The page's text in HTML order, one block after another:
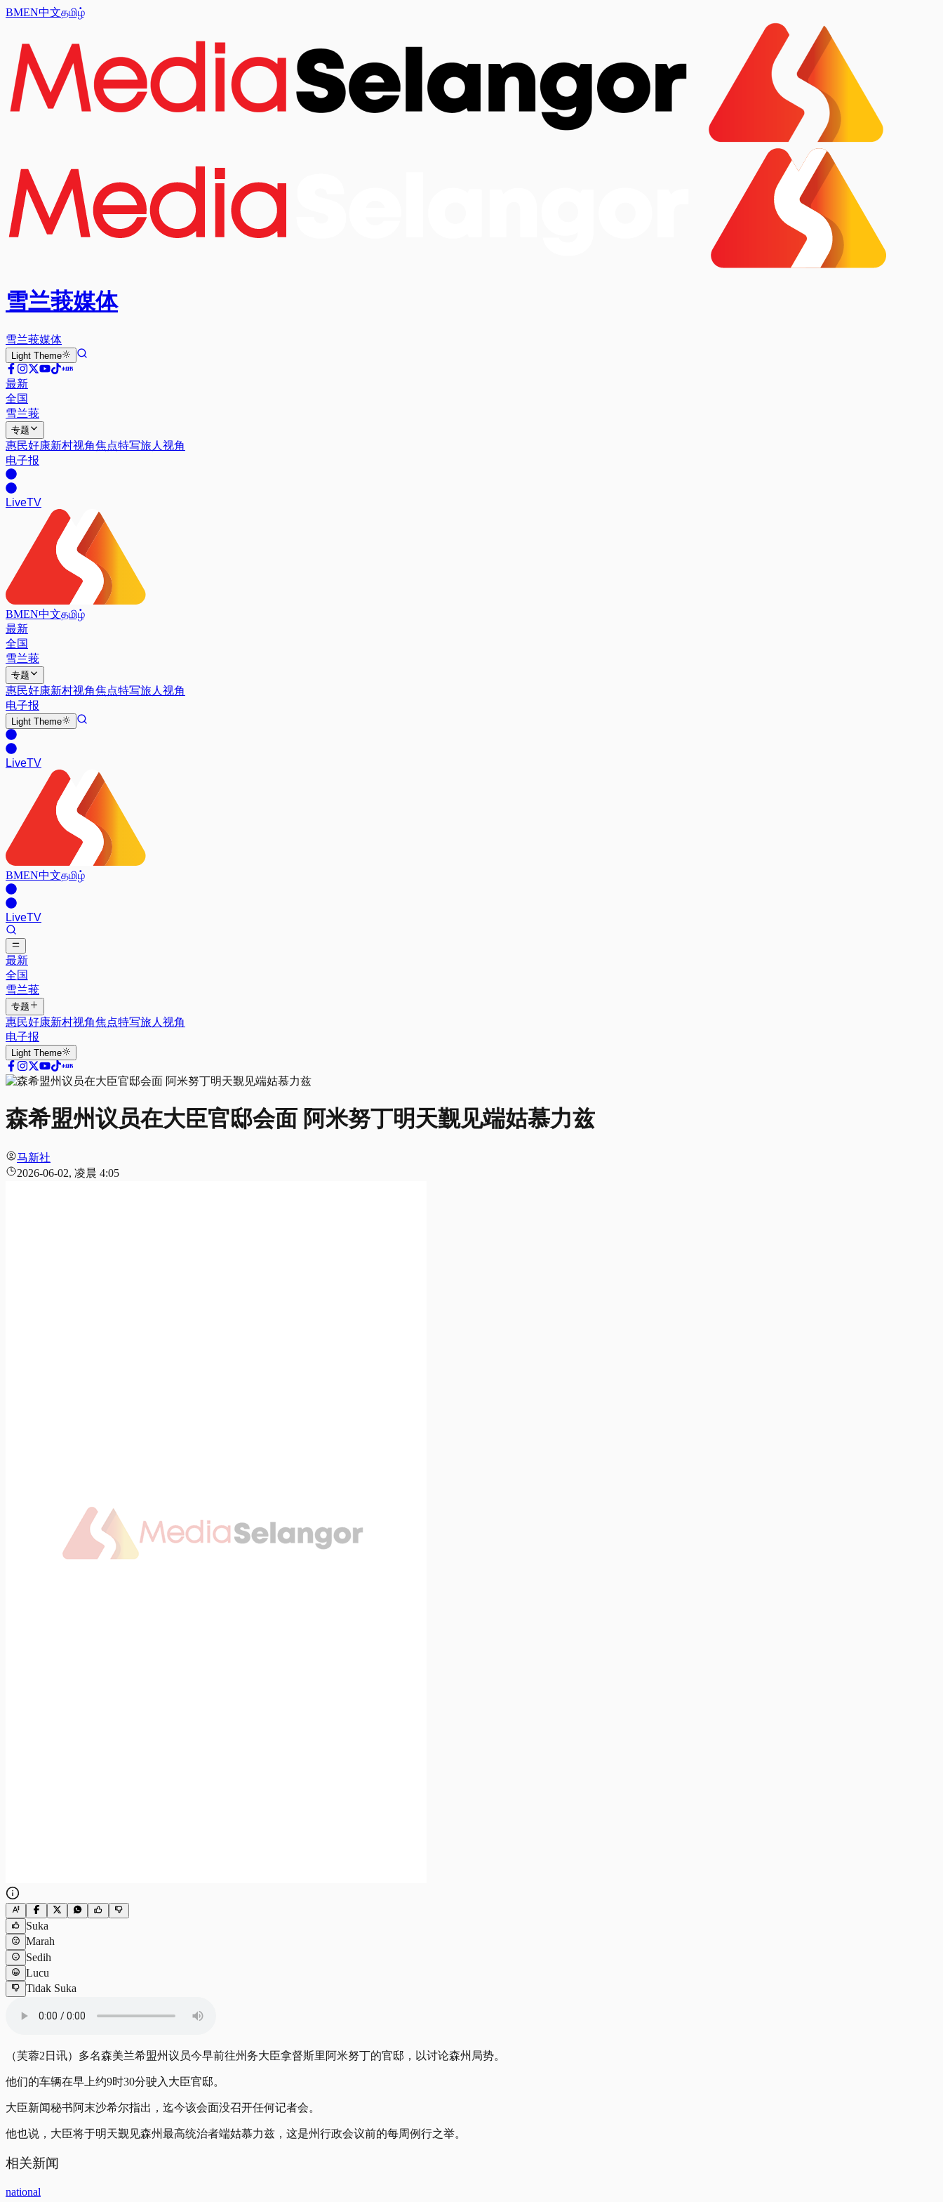
BMEN中文தமிழ்
雪兰莪媒体
雪兰莪媒体
Light Theme
最新
全国
雪兰莪
专题
惠民好康新村视角焦点特写旅人视角
电子报
LiveTV
BMEN中文தமிழ்
最新
全国
雪兰莪
专题
惠民好康新村视角焦点特写旅人视角
电子报
Light Theme
LiveTV
BMEN中文தமிழ்
LiveTV
最新
全国
雪兰莪
专题
惠民好康新村视角焦点特写旅人视角
电子报
Light Theme
森希盟州议员在大臣官邸会面 阿米努丁明天觐见端姑慕力兹
马新社
2026-06-02, 凌晨 4:05
Suka
Marah
Sedih
Lucu
Tidak Suka
（芙蓉2日讯）多名森美兰希盟州议员今早前往州务大臣拿督斯里阿米努丁的官邸，以讨论森州局势。
他们的车辆在早上约9时30分驶入大臣官邸。
大臣新闻秘书阿末沙希尔指出，迄今该会面没召开任何记者会。
他也说，大臣将于明天觐见森州最高统治者端姑慕力兹，这是州行政会议前的每周例行之举。
相关新闻
national